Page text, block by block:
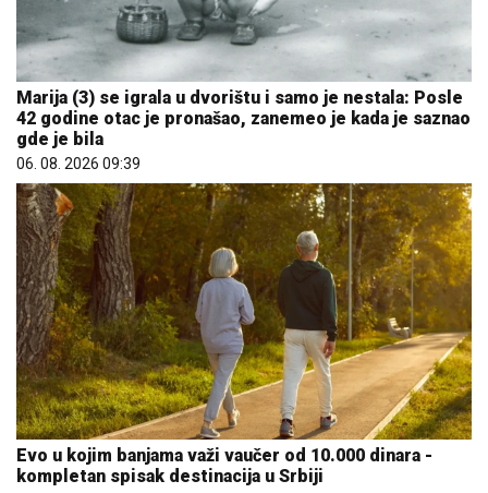
Marija (3) se igrala u dvorištu i samo je nestala: Posle
42 godine otac je pronašao, zanemeo je kada je saznao
gde je bila
06. 08. 2026 09:39
Evo u kojim banjama važi vaučer od 10.000 dinara -
kompletan spisak destinacija u Srbiji
06. 08. 2026 07:08